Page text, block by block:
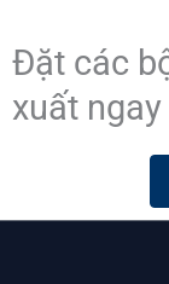
Đặt các
xuất ngay